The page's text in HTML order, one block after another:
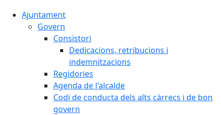
Ajuntament
Govern
Consistori
Dedicacions, retribucions i
indemnitzacions
Regidories
Agenda de l'alcalde
Codi de conducta dels alts càrrecs i de bon
govern